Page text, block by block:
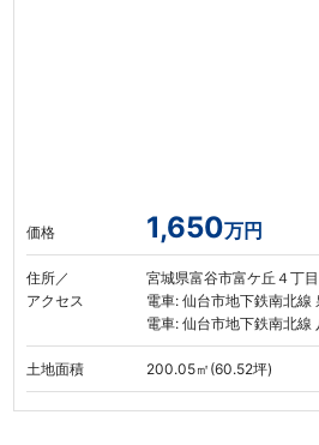
価格 1,650万円
住所／
アクセス
宮城県富谷市富ケ丘４丁目
電車: 仙台市地下鉄南北線
電車: 仙台市地下鉄南北線
土地面積 200.05㎡(60.52坪)